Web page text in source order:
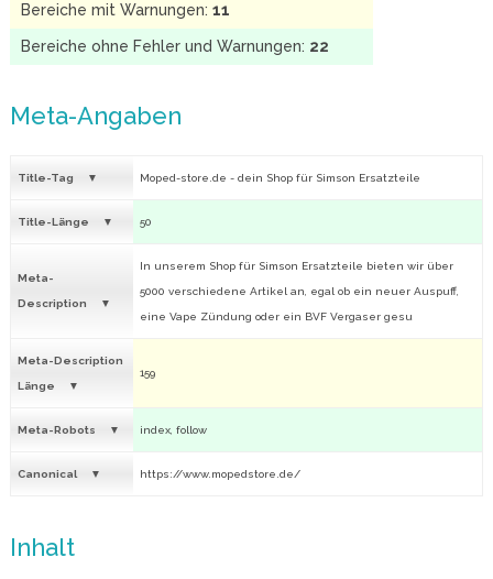
Bereiche mit Warnungen: 11
Bereiche ohne Fehler und Warnungen: 22
Meta-Angaben
Title-Tag Moped-store.de - dein Shop für Simson Ersatzteile
Title-Länge 50
Meta-
Description
In unserem Shop für Simson Ersatzteile bieten wir über
5000 verschiedene Artikel an, egal ob ein neuer Auspuff,
eine Vape Zündung oder ein BVF Vergaser gesu
Meta-Description
Länge
159
Meta-Robots index, follow
Canonical https://www.mopedstore.de/
Inhalt